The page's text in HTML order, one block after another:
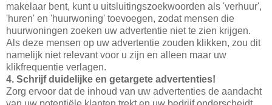
makelaar bent, kunt u uitsluitingszoekwoorden als 'verhuur',
'huren' en 'huurwoning' toevoegen, zodat mensen die
huurwoningen zoeken uw advertentie niet te zien krijgen.
Als deze mensen op uw advertentie zouden klikken, zou dit
namelijk niet relevant voor u zijn en alleen maar uw
klikfrequentie verlagen.
4. Schrijf duidelijke en getargete advertenties!
Zorg ervoor dat de inhoud van uw advertenties de aandacht